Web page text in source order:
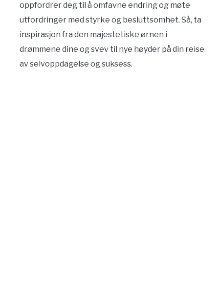
oppfordrer deg til å omfavne endring og møte
utfordringer med styrke og besluttsomhet. Så, ta
inspirasjon fra den majestetiske ørnen i
drømmene dine og svev til nye høyder på din reise
av selvoppdagelse og suksess.